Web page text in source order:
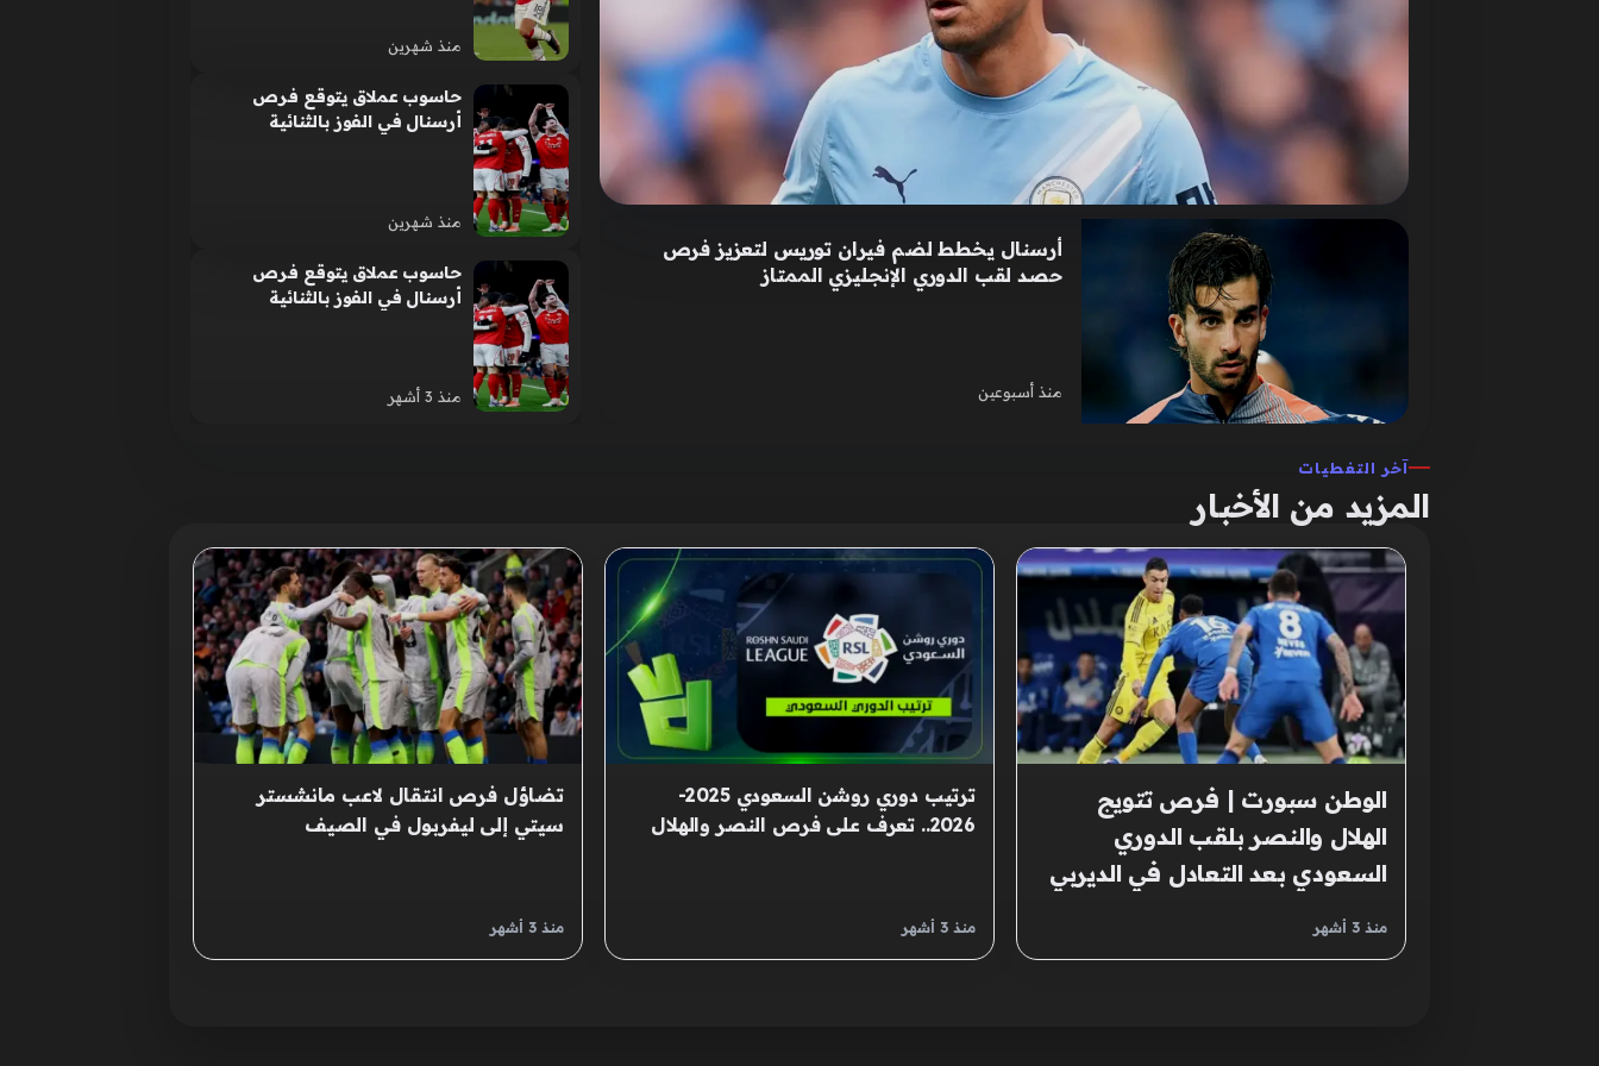
أرسنال يخطط لضم فيران توريس لتعزيز فرص
حصد لقب الدوري الإنجليزي الممتاز
منذ أسبوعين
منذ شهرين
حاسوب عملاق يتوقع فرص
أرسنال في الفوز بالثنائية
منذ شهرين
حاسوب عملاق يتوقع فرص
أرسنال في الفوز بالثنائية
منذ 3 أشهر
آخر التغطيات
المزيد من الأخبار
الوطن سبورت | فرص تتويج
الهلال والنصر بلقب الدوري
السعودي بعد التعادل في الديربي
منذ 3 أشهر
ترتيب دوري روشن السعودي 2025-
2026.. تعرف على فرص النصر والهلال
منذ 3 أشهر
تضاؤل فرص انتقال لاعب مانشستر
سيتي إلى ليفربول في الصيف
منذ 3 أشهر